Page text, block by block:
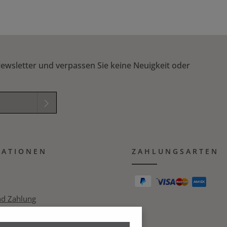
und verpassen Sie keine Neuigkeit oder
gelesen undin das nachfolgende Textfeld ein. *
Zahlung
ZAHLUNGSARTEN